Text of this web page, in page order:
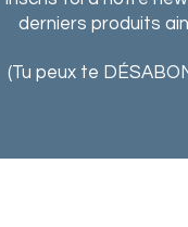
derniers produits
(Tu peux te